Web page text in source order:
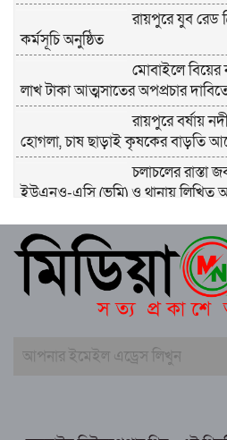
রায়পুরে যুব রেড
কর্মসূচি অনুষ্ঠিত
মোবাইলে বিয়ের
লাখ টাকা আত্মসাতের অপপ্রচার
রায়পুরে বর্ষায়
হোগলা, চাষ ছাড়াই কৃষকের বাড়তি
চলাচলের
ইউএনও-এসি (ভূমি) ও থানায় লিখিত
বিদ্যুৎ, সড়ক ও
চলছে, উন্নয়নে
প্রশাসক মেহেদী
রায়পুরে জুলাই
উদযাপন উপলক্ষে
আইসিইউতে